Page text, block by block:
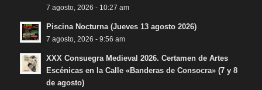
7 agosto, 2026 - 10:27 am
Piscina Nocturna (Jueves 13 agosto 2026)
7 agosto, 2026 - 9:56 am
XXX Consuegra Medieval 2026. Certamen de Artes
Escénicas en la Calle «Banderas de Consocra» (7 y 8
de agosto)